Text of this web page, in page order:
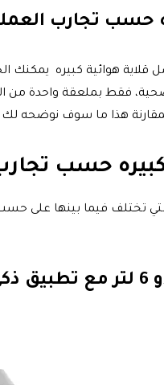
هوائية كبيره يمكنك
فقط بملعقة واحدة من
هذا ما سوف نوضحه لك